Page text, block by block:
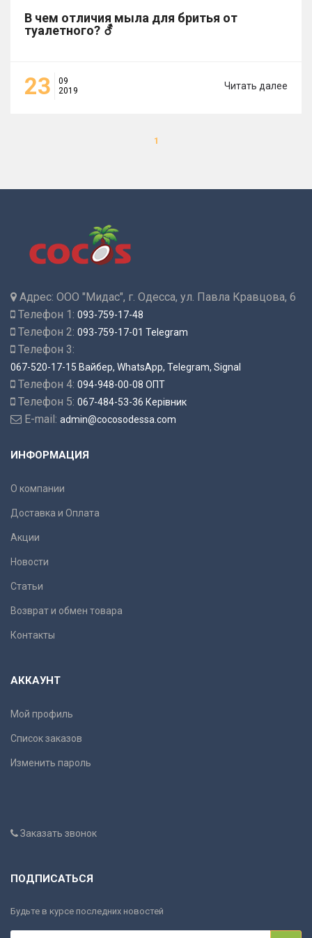
В чем отличия мыла для бритья от
туалетного? ⚦
23
09
2019
Читать далее
1
Адрес: ООО "Мидас", г. Одесса, ул. Павла Кравцова, 6
Телефон 1: 093-759-17-48
Телефон 2: 093-759-17-01 Telegram
Телефон 3:
067-520-17-15 Вайбер, WhatsApp, Telegram, Signal
Телефон 4: 094-948-00-08 ОПТ
Телефон 5: 067-484-53-36 Керівник
E-mail: admin@cocosodessa.com
ИНФОРМАЦИЯ
О компании
Доставка и Оплата
Акции
Новости
Статьи
Возврат и обмен товара
Контакты
АККАУНТ
Мой профиль
Список заказов
Изменить пароль
Заказать звонок
ПОДПИСАТЬСЯ
Будьте в курсе последних новостей